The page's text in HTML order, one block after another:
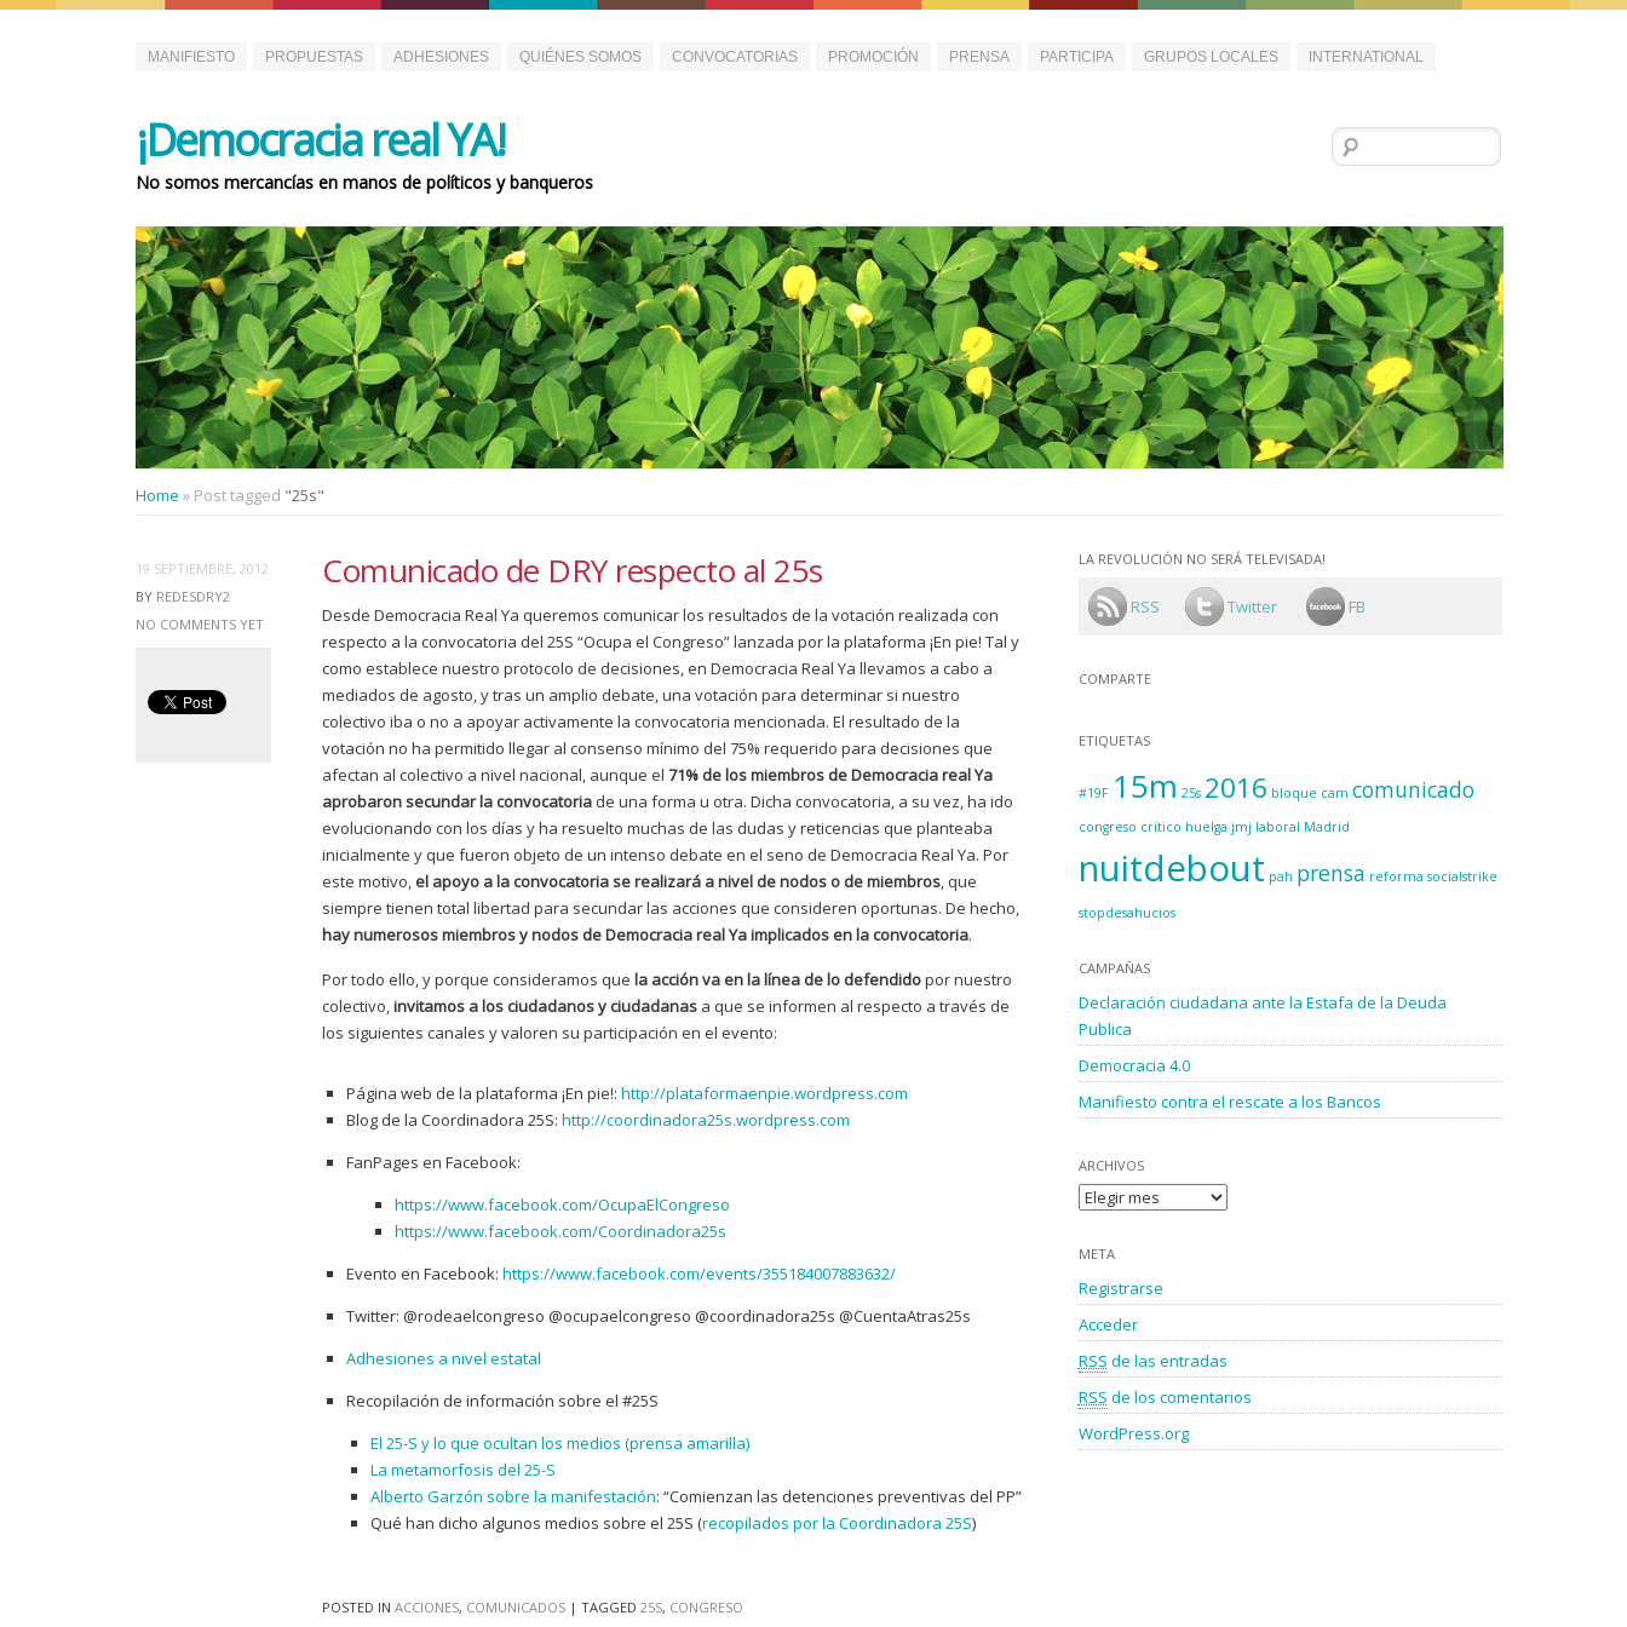
MANIFIESTO PROPUESTAS ADHESIONES QUIÉNES SOMOS CONVOCATORIAS PROMOCIÓN PRENSA PARTICIPA GRUPOS LOCALES INTERNATIONAL
¡Democracia real YA!
No somos mercancías en manos de políticos y banqueros
Buscar:
Home » Post tagged "25s"
19 SEPTIEMBRE, 2012
BY REDESDRY2
NO COMMENTS YET
Comunicado de DRY respecto al 25s
Desde Democracia Real Ya queremos comunicar los resultados de la votación realizada con
respecto a la convocatoria del 25S “Ocupa el Congreso” lanzada por la plataforma ¡En pie! Tal y
como establece nuestro protocolo de decisiones, en Democracia Real Ya llevamos a cabo a
mediados de agosto, y tras un amplio debate, una votación para determinar si nuestro
colectivo iba o no a apoyar activamente la convocatoria mencionada. El resultado de la
votación no ha permitido llegar al consenso mínimo del 75% requerido para decisiones que
afectan al colectivo a nivel nacional, aunque el71% de los miembros de Democracia real Ya
aprobaron secundar la convocatoria de una forma u otra. Dicha convocatoria, a su vez, ha ido
evolucionando con los días y ha resuelto muchas de las dudas y reticencias que planteaba
inicialmente y que fueron objeto de un intenso debate en el seno de Democracia Real Ya. Por
este motivo, el apoyo a la convocatoria se realizará a nivel de nodos o de miembros , que
siempre tienen total libertad para secundar las acciones que consideren oportunas. De hecho,
hay numerosos miembros y nodos de Democracia real Ya implicados en la convocatoria.
Por todo ello, y porque consideramos que la acción va en la línea de lo defendidopor nuestro
colectivo, invitamos a los ciudadanos y ciudadanas a que se informen al respecto a través de
los siguientes canales y valoren su participación en el evento:
Página web de la plataforma ¡En pie!:http://plataformaenpie.wordpress.com
Blog de la Coordinadora 25S:http://coordinadora25s.wordpress.com
FanPages en Facebook:
https://www.facebook.com/OcupaElCongreso
https://www.facebook.com/Coordinadora25s
Evento en Facebook:https://www.facebook.com/events/355184007883632/
Twitter: @rodeaelcongreso @ocupaelcongreso @coordinadora25s @CuentaAtras25s
Adhesiones a nivel estatal
Recopilación de información sobre el #25S
El 25-S y lo que ocultan los medios (prensa amarilla)
La metamorfosis del 25-S
Alberto Garzón sobre la manifestación: “Comienzan las detenciones preventivas del PP”
Qué han dicho algunos medios sobre el 25S (recopilados por la Coordinadora 25S)
POSTED IN ACCIONES, COMUNICADOS |TAGGED 25S, CONGRESO
LA REVOLUCIÓN NO SERÁ TELEVISADA!
RSS Twitter FB
COMPARTE
ETIQUETAS
#19F 15m 25s 2016 bloque cam comunicado
congreso crítico huelga jmj laboral Madrid
nuitdebout pah prensa reforma socialstrike
stopdesahucios
CAMPAÑAS
Declaración ciudadana ante la Estafa de la Deuda
Publica
Democracia 4.0
Manifiesto contra el rescate a los Bancos
ARCHIVOS
Archivos
META
Registrarse
Acceder
RSS de las entradas
RSS de los comentarios
WordPress.org